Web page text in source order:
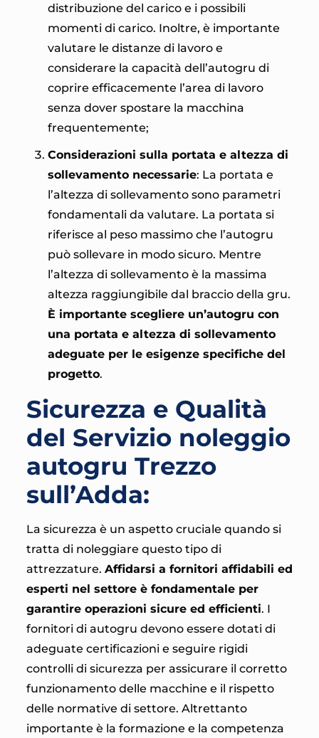
distribuzione del carico e i possibili
momenti di carico. Inoltre, è importante
valutare le distanze di lavoro e
considerare la capacità dell’autogru di
coprire efficacemente l’area di lavoro
senza dover spostare la macchina
frequentemente;
Considerazioni sulla portata e altezza di
sollevamento necessarie: La portata e
l’altezza di sollevamento sono parametri
fondamentali da valutare. La portata si
riferisce al peso massimo che l’autogru
può sollevare in modo sicuro. Mentre
l’altezza di sollevamento è la massima
altezza raggiungibile dal braccio della gru.
È importante scegliere un’autogru con
una portata e altezza di sollevamento
adeguate per le esigenze specifiche del
progetto.
Sicurezza e Qualità
del Servizio noleggio
autogru Trezzo
sull’Adda:
La sicurezza è un aspetto cruciale quando si
tratta di noleggiare questo tipo di
attrezzature. Affidarsi a fornitori affidabili ed
esperti nel settore è fondamentale per
garantire operazioni sicure ed efficienti. I
fornitori di autogru devono essere dotati di
adeguate certificazioni e seguire rigidi
controlli di sicurezza per assicurare il corretto
funzionamento delle macchine e il rispetto
delle normative di settore. Altrettanto
importante è la formazione e la competenza